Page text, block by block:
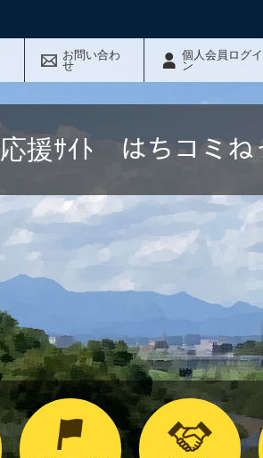
お問い合わ
せ
個人会員ログイ
ン
応援ｻｲﾄ はちコミね